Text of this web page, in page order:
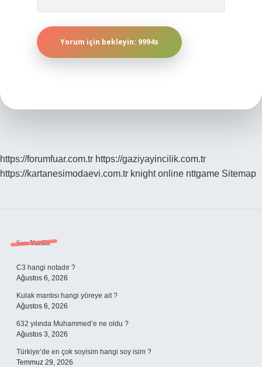
https://forumfuar.com.tr https://gaziyayincilik.com.tr
https://kartanesimodaevi.com.tr knight online nttgame Sitemap
Sidebar
Son Yazılar
C3 hangi notadır ?
Ağustos 6, 2026
Kulak mantısı hangi yöreye ait ?
Ağustos 6, 2026
632 yılında Muhammed’e ne oldu ?
Ağustos 3, 2026
Türkiye’de en çok soyisim hangi soy isim ?
Temmuz 29, 2026